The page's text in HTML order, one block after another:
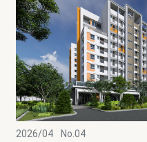
2026/04 No.04